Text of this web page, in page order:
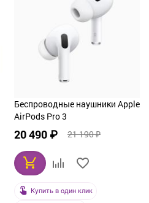
Беспроводные наушники Apple
AirPods Pro 3
20 490 ₽ 21 190 ₽
Купить в один клик